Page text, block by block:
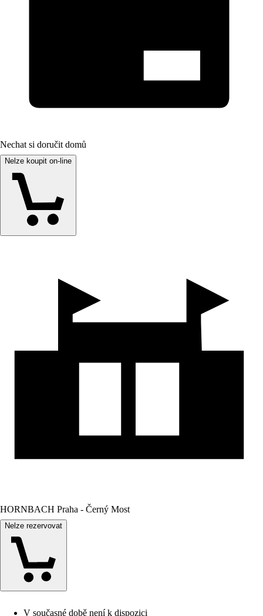
Nechat si doručit domů
Nelze koupit on-line
HORNBACH Praha - Černý Most
Nelze rezervovat
V současné době není k dispozici